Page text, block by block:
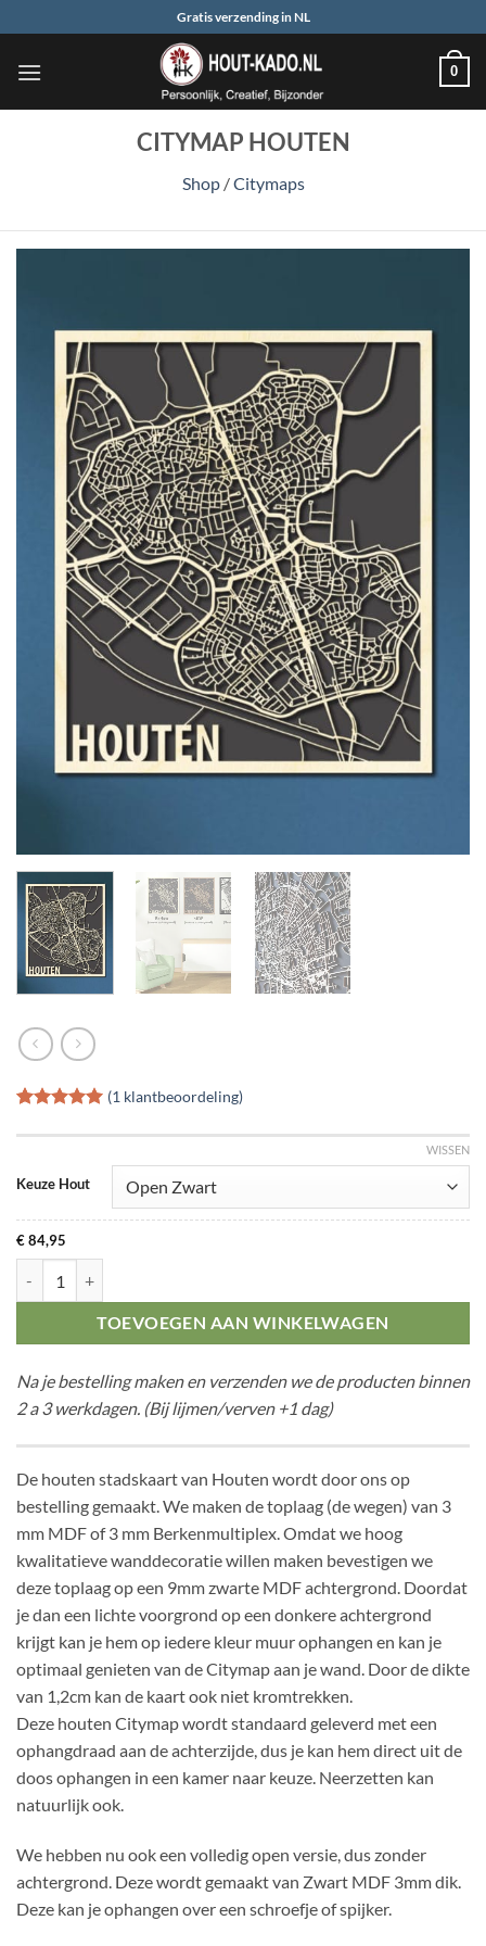
naar
inhoud
Gratis verzending in NL
0
CITYMAP HOUTEN
Shop /Citymaps
5op 5
op
klant
waardering
(1 klantbeoordeling)
Keuze Hout
WISSEN
€84,95
TOEVOEGEN AAN WINKELWAGEN
Na je bestelling maken en verzenden we de producten binnen
2 a 3 werkdagen. (Bij lijmen/verven +1 dag)
De houten stadskaart van Houten wordt door ons op
bestelling gemaakt. We maken de toplaag (de wegen) van 3
mm MDF of 3 mm Berkenmultiplex. Omdat we hoog
kwalitatieve wanddecoratie willen maken bevestigen we
deze toplaag op een 9mm zwarte MDF achtergrond. Doordat
je dan een lichte voorgrond op een donkere achtergrond
krijgt kan je hem op iedere kleur muur ophangen en kan je
optimaal genieten van de Citymap aan je wand. Door de dikte
van 1,2cm kan de kaart ook niet kromtrekken.
Deze houten Citymap wordt standaard geleverd met een
ophangdraad aan de achterzijde, dus je kan hem direct uit de
doos ophangen in een kamer naar keuze. Neerzetten kan
natuurlijk ook.
We hebben nu ook een volledig open versie, dus zonder
achtergrond. Deze wordt gemaakt van Zwart MDF 3mm dik.
Deze kan je ophangen over een schroefje of spijker.